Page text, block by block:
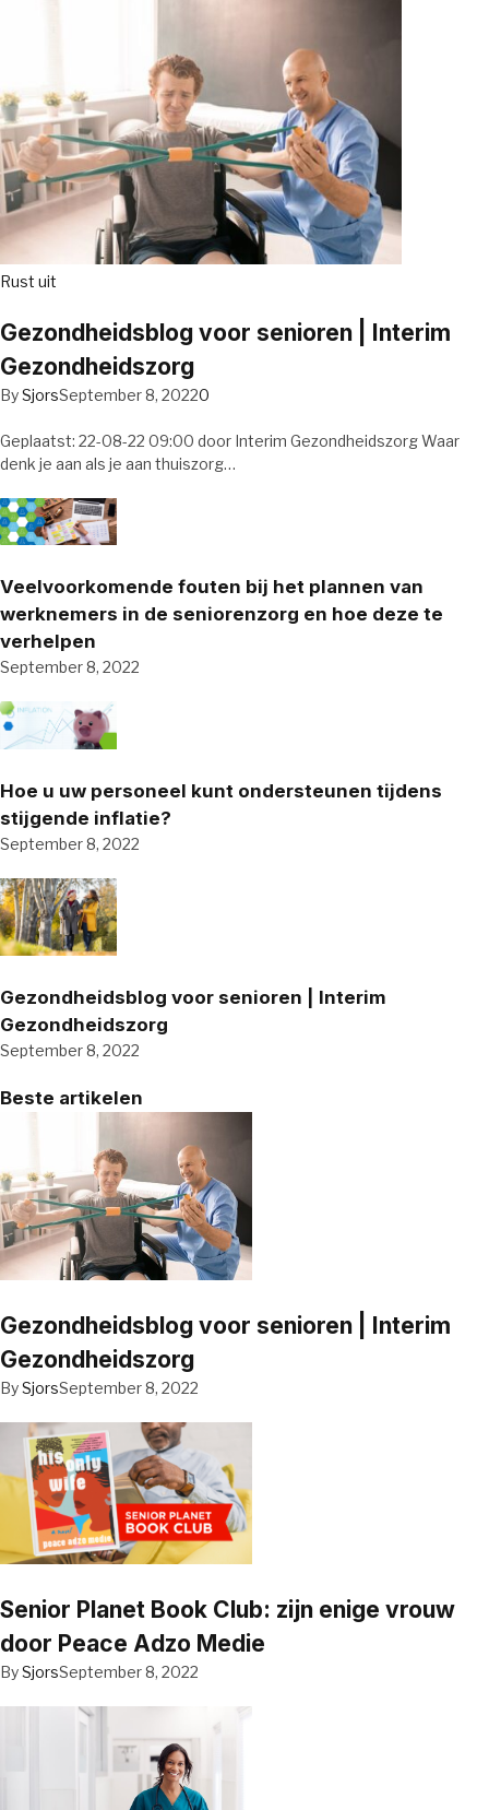
Rust uit
Gezondheidsblog voor senioren | Interim
Gezondheidszorg
BySjorsSeptember 8, 20220
Geplaatst: 22-08-22 09:00 door Interim Gezondheidszorg Waar
denk je aan als je aan thuiszorg…
Veelvoorkomende fouten bij het plannen van
werknemers in de seniorenzorg en hoe deze te
verhelpen
September 8, 2022
Hoe u uw personeel kunt ondersteunen tijdens
stijgende inflatie?
September 8, 2022
Gezondheidsblog voor senioren | Interim
Gezondheidszorg
September 8, 2022
Beste artikelen
Gezondheidsblog voor senioren | Interim
Gezondheidszorg
BySjorsSeptember 8, 2022
Senior Planet Book Club: zijn enige vrouw
door Peace Adzo Medie
BySjorsSeptember 8, 2022